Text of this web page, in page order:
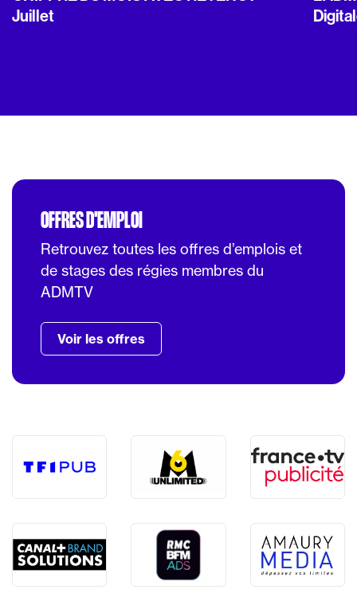
Juillet
OFFRES D'EMPLOI
Retrouvez toutes les offres d’emplois et
de stages des régies membres du
ADMTV
Voir les offres